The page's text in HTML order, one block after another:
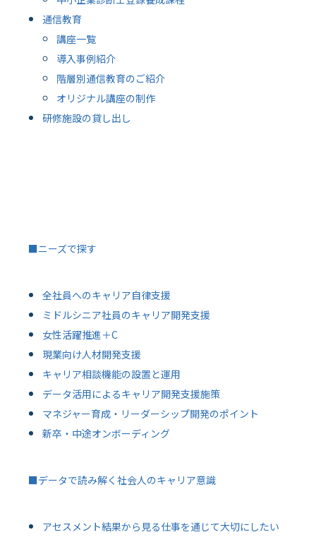
通信教育
講座一覧
導入事例紹介
階層別通信教育のご紹介
オリジナル講座の制作
研修施設の貸し出し
■ニーズで探す
全社員へのキャリア自律支援
ミドルシニア社員のキャリア開発支援
女性活躍推進＋C
現業向け人材開発支援
キャリア相談機能の設置と運用
データ活用によるキャリア開発支援施策
マネジャー育成・リーダーシップ開発のポイント
新卒・中途オンボーディング
■データで読み解く社会人のキャリア意識
アセスメント結果から見る仕事を通じて大切にしたい